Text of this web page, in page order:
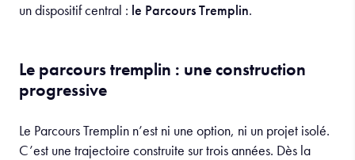
un dispositif central : le Parcours Tremplin.
Le parcours tremplin : une construction
progressive
Le Parcours Tremplin n’est ni une option, ni un projet isolé.
C’est une trajectoire construite sur trois années. Dès la